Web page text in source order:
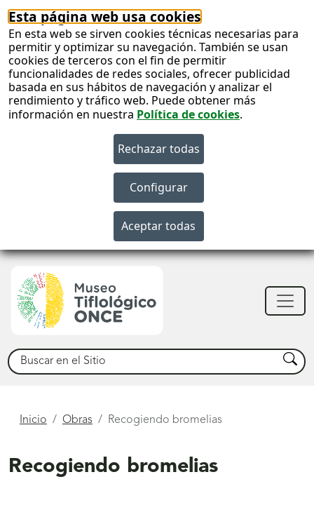
Esta página web usa cookies
En esta web se sirven cookies técnicas necesarias para
permitir y optimizar su navegación. También se usan
cookies de terceros con el fin de permitir
funcionalidades de redes sociales, ofrecer publicidad
basada en sus hábitos de navegación y analizar el
rendimiento y tráfico web. Puede obtener más
información en nuestra Política de cookies.
Buscar Buscar
Está
Inicio Obras Recogiendo bromelias
Recogiendo bromelias